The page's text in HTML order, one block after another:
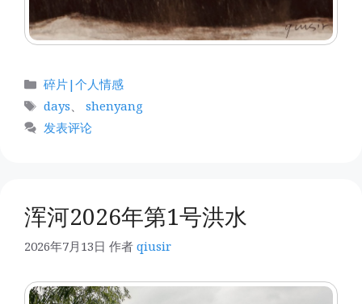
分
类
碎片|个人情感
标
签
days
shenyang
发表评论
浑河2026年第1号洪水
2026年7月13日 作者 qiusir